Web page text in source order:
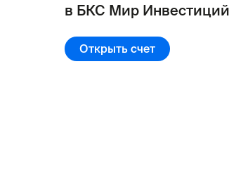
Открыть счет
в БКС Мир Инвестиций